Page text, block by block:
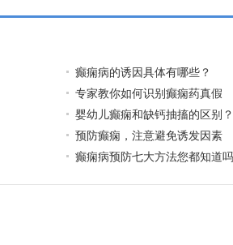
癫痫病的诱因具体有哪些？
专家教你如何识别癫痫药真假
婴幼儿癫痫和缺钙抽搐的区别？
预防癫痫，注意避免诱发因素
癫痫病预防七大方法您都知道